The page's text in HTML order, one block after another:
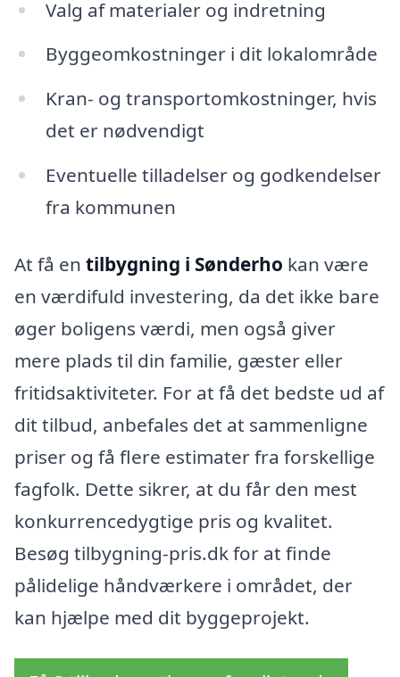
Valg af materialer og indretning
Byggeomkostninger i dit lokalområde
Kran- og transportomkostninger, hvis
det er nødvendigt
Eventuelle tilladelser og godkendelser
fra kommunen
At få en tilbygning i Sønderho kan være
en værdifuld investering, da det ikke bare
øger boligens værdi, men også giver
mere plads til din familie, gæster eller
fritidsaktiviteter. For at få det bedste ud af
dit tilbud, anbefales det at sammenligne
priser og få flere estimater fra forskellige
fagfolk. Dette sikrer, at du får den mest
konkurrencedygtige pris og kvalitet.
Besøg tilbygning-pris.dk for at finde
pålidelige håndværkere i området, der
kan hjælpe med dit byggeprojekt.